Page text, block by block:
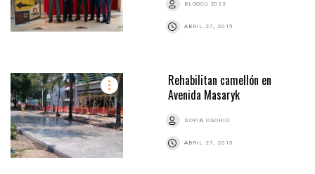
BLOGCU 2022
ABRIL 27, 2015
Rehabilitan camellón en
Avenida Masaryk
SOFIA OSORIO
ABRIL 27, 2015